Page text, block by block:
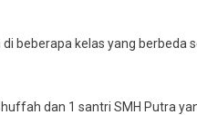
beberapa kelas yang
dan 1 santri SMH Putra